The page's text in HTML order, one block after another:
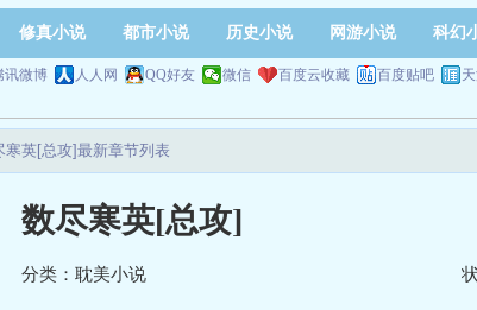
修真小说 都市小说 历史小说 网游小说 科幻
讯微博 人人网 QQ好友 微信 百度云收藏 百度贴吧
寒英[总攻]最新章节列表
数尽寒英[总攻]
分类：耽美小说